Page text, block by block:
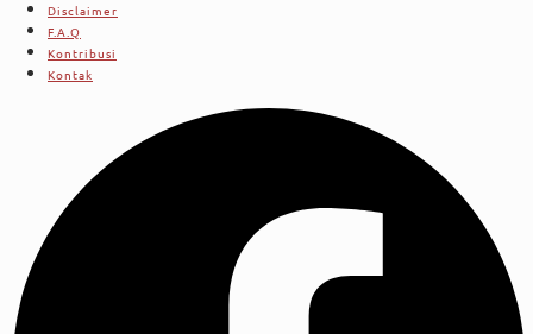
Disclaimer
F.A.Q
Kontribusi
Kontak